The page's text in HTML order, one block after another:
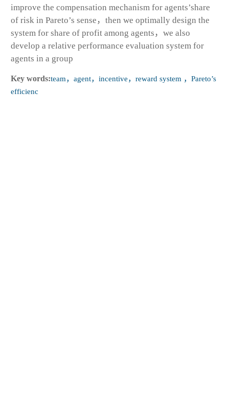
improve the compensation mechanism for agents’share
of risk in Pareto’s sense，then we optimally design the
system for share of profit among agents，we also
develop a relative performance evaluation system for
agents in a group
Key words:team，agent，incentive，reward system ，Pareto’s
efficienc